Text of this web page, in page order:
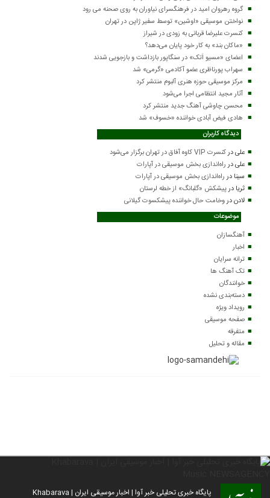
گروه رهروان امید در فرهنگسرای نیاوران به روی صحنه می رود
نواختن موسیقی «اوشین» توسط سفیر ژاپن در تهران
کنسرت علیرضا قربانی به زودی در شیراز
«ماکان بند» به کار خود پایان می‌دهد؟
اعضای «مسیو اَتک» در سنگاپور بازداشت و بازجویی شدند
سهراب پورناظری عضو آکادمی «گرمی» شد
مرکز موسیقی حوزه هنری آلبوم منتشر کرد
آثار مجید انتظامی اجرا می‌شود
محسن چاوشی آهنگ جدید منتشر کرد
هادی فیض آبادی خواننده «خسوف» شد
دیدگاه کاربران
علیدرکنسرت VIP کاوه آفاق در تهران برگزار می‌شود
علیدرراه‌اندازی بخش موسیقی در آپارات
سینا درراه‌اندازی بخش موسیقی در آپارات
ثریا درپیشکش «گلبانگ» از خطه لرستان
لادندروخامت حال خواننده پیشکسوت گیلانی
موضوعات
آهنگسازان
اخبار
ترانه سرایان
تک آهنگ ها
خوانندگان
دسته‌بندی نشده
رویداد ویژه
صفحه موسیقی
متفرقه
مقاله و تحلیل
پایگاه خبری تحلیلی خبر آوا | اخبار موسیقی ایران | Khabarava